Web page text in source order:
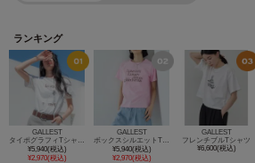
ランキング
GALLEST
¥5,940(税込)
¥2,970(税込)
GALLEST
¥5,940(税込)
¥2,970(税込)
GALLEST
フレンチブルTシャツ
¥6,600(税込)